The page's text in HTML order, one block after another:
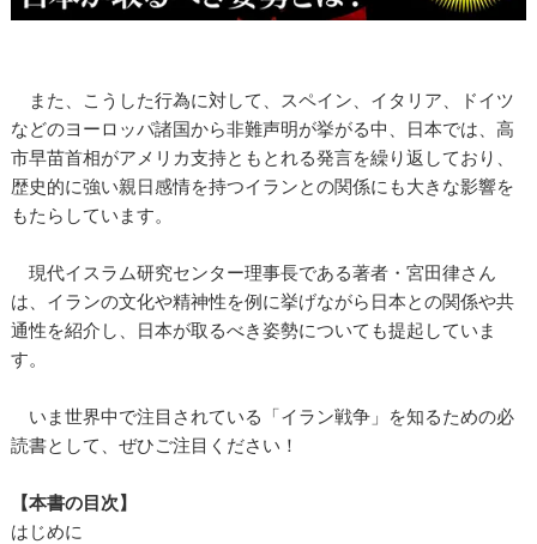
また、こうした行為に対して、スペイン、イタリア、ドイツ
などのヨーロッパ諸国から非難声明が挙がる中、日本では、高
市早苗首相がアメリカ支持ともとれる発言を繰り返しており、
歴史的に強い親日感情を持つイランとの関係にも大きな影響を
もたらしています。
現代イスラム研究センター理事長である著者・宮田律さん
は、イランの文化や精神性を例に挙げながら日本との関係や共
通性を紹介し、日本が取るべき姿勢についても提起していま
す。
いま世界中で注目されている「イラン戦争」を知るための必
読書として、ぜひご注目ください！
【本書の目次】
はじめに